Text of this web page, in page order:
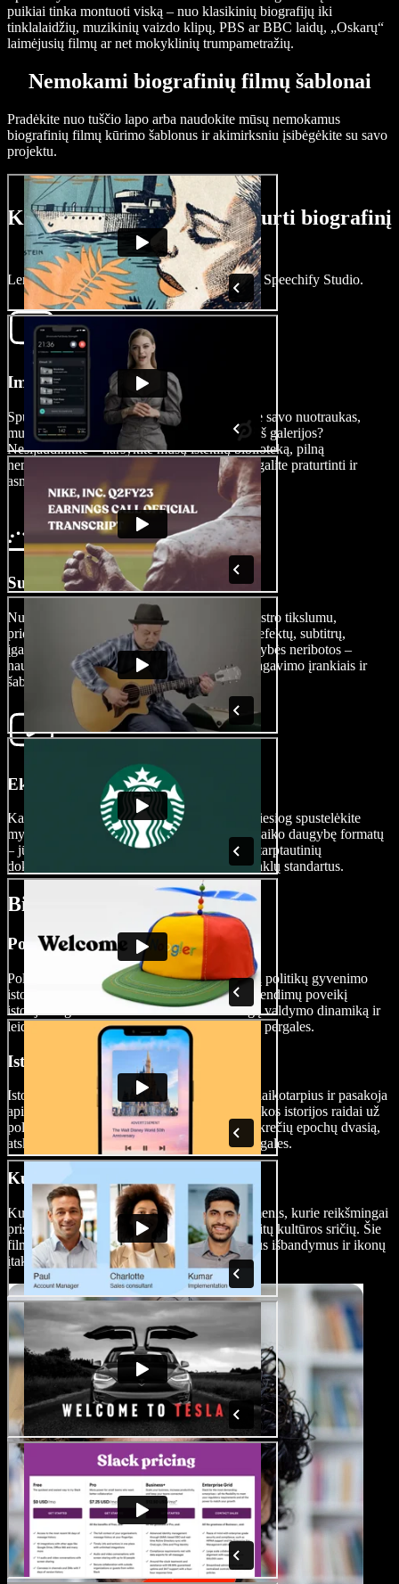
puikiai tinka montuoti viską – nuo klasikinių biografijų iki
tinklalaidžių, muzikinių vaizdo klipų, PBS ar BBC laidų, „Oskarų“
laimėjusių filmų ar net mokyklinių trumpametražių.
Nemokami biografinių filmų šablonai
Pradėkite nuo tuščio lapo arba naudokite mūsų nemokamus
biografinių filmų kūrimo šablonus ir akimirksniu įsibėgėkite su savo
projektu.
Kaip per kelias minutes sukurti biografinį
filmą
Lengvai kurkite įtraukiančius pasakojimus su Speechify Studio.
Importuokite savo filmą
Spustelėkite „Images/Videos“, kad įkeltumėte savo nuotraukas,
muziką ar vaizdo įrašus. Reikia vaizdo įrašų iš galerijos?
Nesijaudinkite – naršykite mūsų išteklių biblioteką, pilną
nemokamo, paruošto naudoti turinio, kuriuo galite praturtinti ir
asmeninius, ir komercinius projektus.
Sukurkite savo filmą
Nušlifuokite savo filmą su dokumentikos meistro tikslumu,
pridėdami DI vaizdo efektų, perėjimų, garso efektų, subtitrų,
įgarsinimų ir dar daugiau. Redagavimo galimybės neribotos –
naudokitės lengvai perprantamais vaizdo redagavimo įrankiais ir
šablonais.
Eksportuokite savo filmą
Kai jūsų biografinis šedevras bus paruoštas, tiesiog spustelėkite
mygtuką „Eksportuoti“. Speechify Studio palaiko daugybę formatų
– jūsų galutinis darbas atitiks kino festivalių, tarptautinių
dokumentinių filmų asociacijų ir socialinių tinklų standartus.
Biografinių filmų rūšys
Politiniai biografiniai filmai
Politiniai biografiniai filmai pasakoja įtakingų politikų gyvenimo
istorijas, nagrinėja jų iškilimą, lyderystę ir sprendimų poveikį
istorijos eigai. Šie filmai atskleidžia sudėtingą valdymo dinamiką ir
leidžia pažvelgti į asmenines kovas bei viešas pergales.
Istoriniai biografiniai filmai
Istoriniai biografiniai filmai apima skirtingus laikotarpius ir pasakoja
apie asmenybes, kurios turėjo reikšmingos įtakos istorijos raidai už
politikos ribų. Šie filmai dažnai perteikia konkrečių epochų dvasią,
atskleidžia istorinių asmenybių iššūkius ir pergales.
Kultūriniai biografiniai filmai
Kultūriniai biografiniai filmai sukasi apie asmenis, kurie reikšmingai
prisidėjo prie meno, pramogų, literatūros ar kitų kultūros sričių. Šie
filmai atskleidžia kūrybinį procesą, asmeninius išbandymus ir ikonų
įtaką visuomenei.